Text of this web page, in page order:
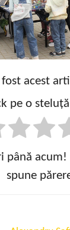
acest
pe o
până
spune